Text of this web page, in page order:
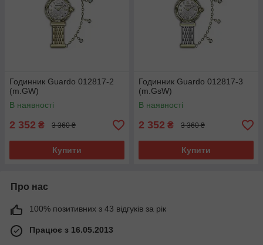
Годинник Guardo 012817-2
(m.GW)
В наявності
2 352 ₴ 3 360 ₴
Купити
Годинник Guardo 012817-3
(m.GsW)
В наявності
2 352 ₴ 3 360 ₴
Купити
Про нас
100% позитивних з 43 відгуків за рік
Працює з 16.05.2013